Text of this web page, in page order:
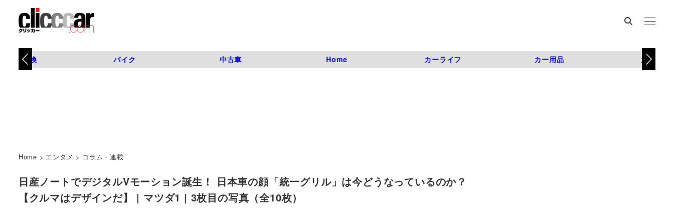
タイヤ交換 バイク 中古車 Home カーライフ カー用品 カスタム
Home > エンタメ > コラム・連載
日産ノートでデジタルVモーション誕生！ 日本車の顔「統一グリル」は今どうなっているのか？
【クルマはデザインだ】 | マツダ1 | 3枚目の写真（全10枚）